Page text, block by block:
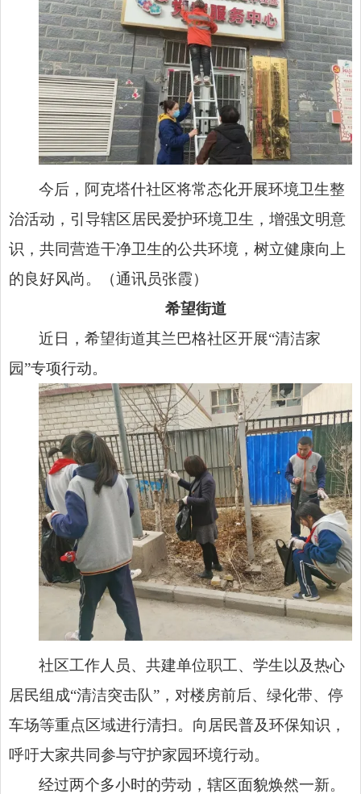
今后，阿克塔什社区将常态化开展环境卫生整
治活动，引导辖区居民爱护环境卫生，增强文明意
识，共同营造干净卫生的公共环境，树立健康向上
的良好风尚。（通讯员张霞）
希望街道
近日，希望街道其兰巴格社区开展“清洁家
园”专项行动。
社区工作人员、共建单位职工、学生以及热心
居民组成“清洁突击队”，对楼房前后、绿化带、停
车场等重点区域进行清扫。向居民普及环保知识，
呼吁大家共同参与守护家园环境行动。
经过两个多小时的劳动，辖区面貌焕然一新。